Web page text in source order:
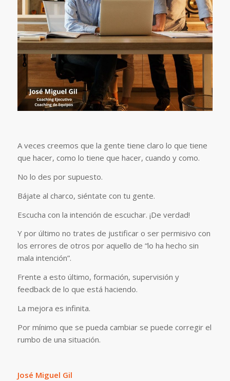
A veces creemos que la gente tiene claro lo que tiene
que hacer, como lo tiene que hacer, cuando y como.
No lo des por supuesto.
Bájate al charco, siéntate con tu gente.
Escucha con la intención de escuchar. ¡De verdad!
Y por último no trates de justificar o ser permisivo con
los errores de otros por aquello de “lo ha hecho sin
mala intención”.
Frente a esto último, formación, supervisión y
feedback de lo que está haciendo.
La mejora es infinita.
Por mínimo que se pueda cambiar se puede corregir el
rumbo de una situación.
José Miguel Gil